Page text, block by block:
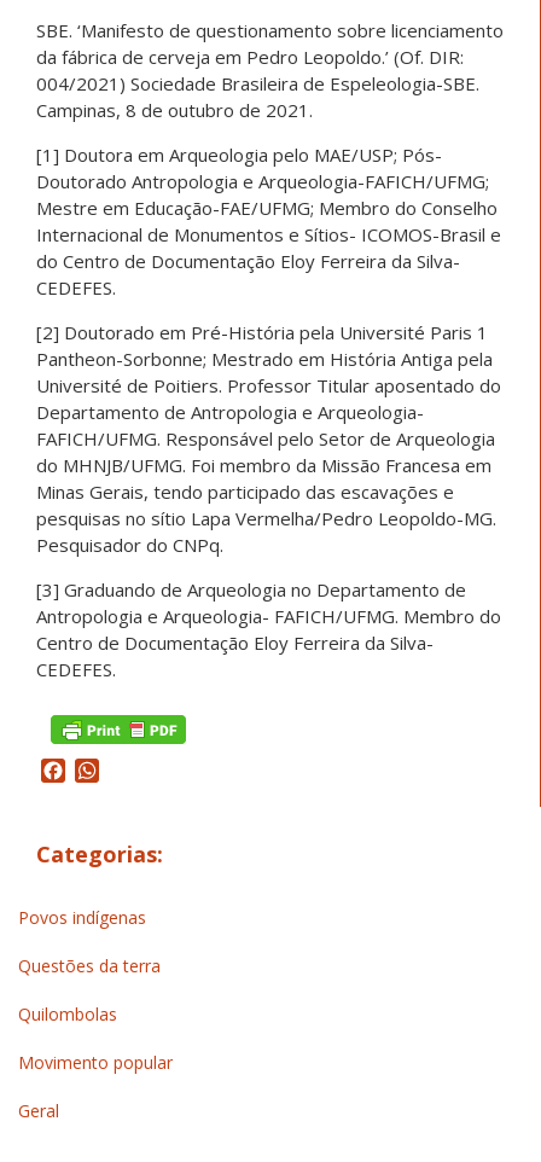
SBE. ‘Manifesto de questionamento sobre licenciamento
da fábrica de cerveja em Pedro Leopoldo.’ (Of. DIR:
004/2021) Sociedade Brasileira de Espeleologia-SBE.
Campinas, 8 de outubro de 2021.
[1] Doutora em Arqueologia pelo MAE/USP; Pós-
Doutorado Antropologia e Arqueologia-FAFICH/UFMG;
Mestre em Educação-FAE/UFMG; Membro do Conselho
Internacional de Monumentos e Sítios- ICOMOS-Brasil e
do Centro de Documentação Eloy Ferreira da Silva-
CEDEFES.
[2] Doutorado em Pré-História pela Université Paris 1
Pantheon-Sorbonne; Mestrado em História Antiga pela
Université de Poitiers. Professor Titular aposentado do
Departamento de Antropologia e Arqueologia-
FAFICH/UFMG. Responsável pelo Setor de Arqueologia
do MHNJB/UFMG. Foi membro da Missão Francesa em
Minas Gerais, tendo participado das escavações e
pesquisas no sítio Lapa Vermelha/Pedro Leopoldo-MG.
Pesquisador do CNPq.
[3] Graduando de Arqueologia no Departamento de
Antropologia e Arqueologia- FAFICH/UFMG. Membro do
Centro de Documentação Eloy Ferreira da Silva-
CEDEFES.
Facebook
Categorias:
Povos indígenas
Questões da terra
Quilombolas
Movimento popular
Geral